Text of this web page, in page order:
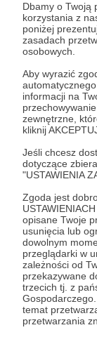
Dbamy o Twoją
korzystania z
poniżej
zasadach
osobowych.
Aby wyrazić
informacji na
zewnętrzne,
kliknij
Jeśli chcesz
dotyczące
"USTAWIENIA
Zgoda jest
opisane Twoje
usunięcia lub
dowolnym
przeglądarki w
zależności od
przekazywane
trzecich tj. z
temat
przetwarzania
30 zł
Dziękuję za
Patroni: 0
50 zł
Dziękuję za
Patroni: 0
100 zł